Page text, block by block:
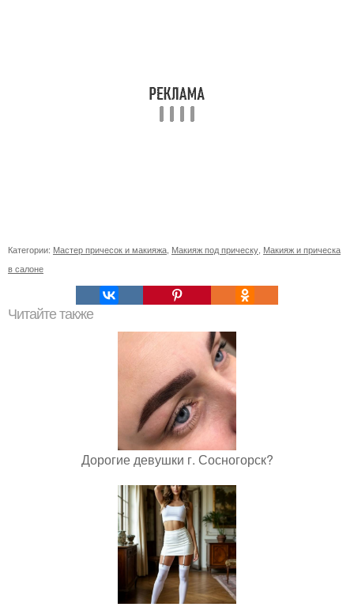
Категории: Мастер причесок и макияжа Макияж под прическу Макияж и прическа
в салоне
Читайте также
Дорогие девушки г. Сосногорск?